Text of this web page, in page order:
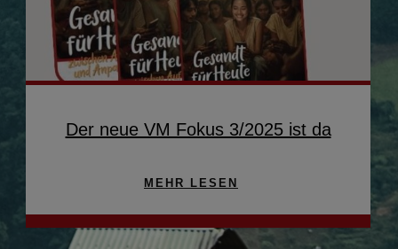
Der neue VM Fokus 3/2025 ist da
MEHR LESEN